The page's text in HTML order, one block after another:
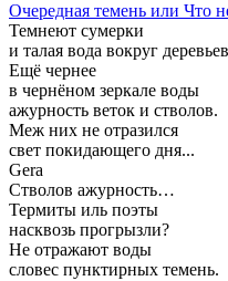
Очередная темень или Что
Темнеют сумерки
и талая вода вокруг
Ещё чернее
в чернёном зеркале воды
ажурность веток и стволов.
Меж них не отразился
свет покидающего дня...
Gera
Стволов ажурность…
Термиты иль поэты
насквозь прогрызли?
Не отражают воды
словес пунктирных темень.